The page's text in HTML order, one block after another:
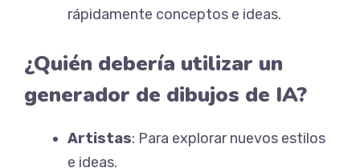
rápidamente conceptos e ideas.
¿Quién debería utilizar un
generador de dibujos de IA?
Artistas: Para explorar nuevos estilos
e ideas.